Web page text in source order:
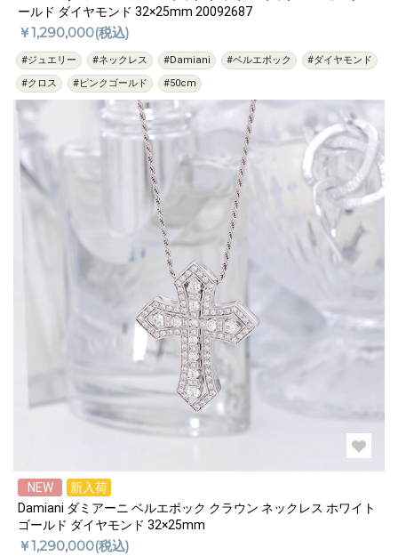
ールド ダイヤモンド 32×25mm 20092687
￥1,290,000(税込)
#ジュエリー #ネックレス #Damiani #ベルエポック
#ダイヤモンド
#クロス
#ピンクゴールド #50cm
NEW
新入荷
Damiani ダミアーニ ベルエポック クラウン ネックレス ホワイト
ゴールド ダイヤモンド 32×25mm
￥1,290,000(税込)